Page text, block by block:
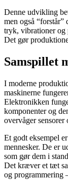
Denne udvikling
men også “forstår”
tryk, vibrationer og
Det gør
Samspillet
I moderne
maskinerne
Elektronikken
komponenter og
overvåger sensorer
Et godt eksempel
mennesker. De er
som gør dem i
Det kræver et tæt
og programmering